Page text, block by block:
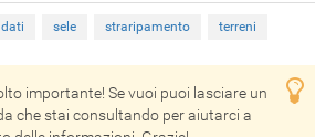
sele straripamento terreni
importante! Se vuoi puoi lasciare un
che stai consultando per aiutarci a